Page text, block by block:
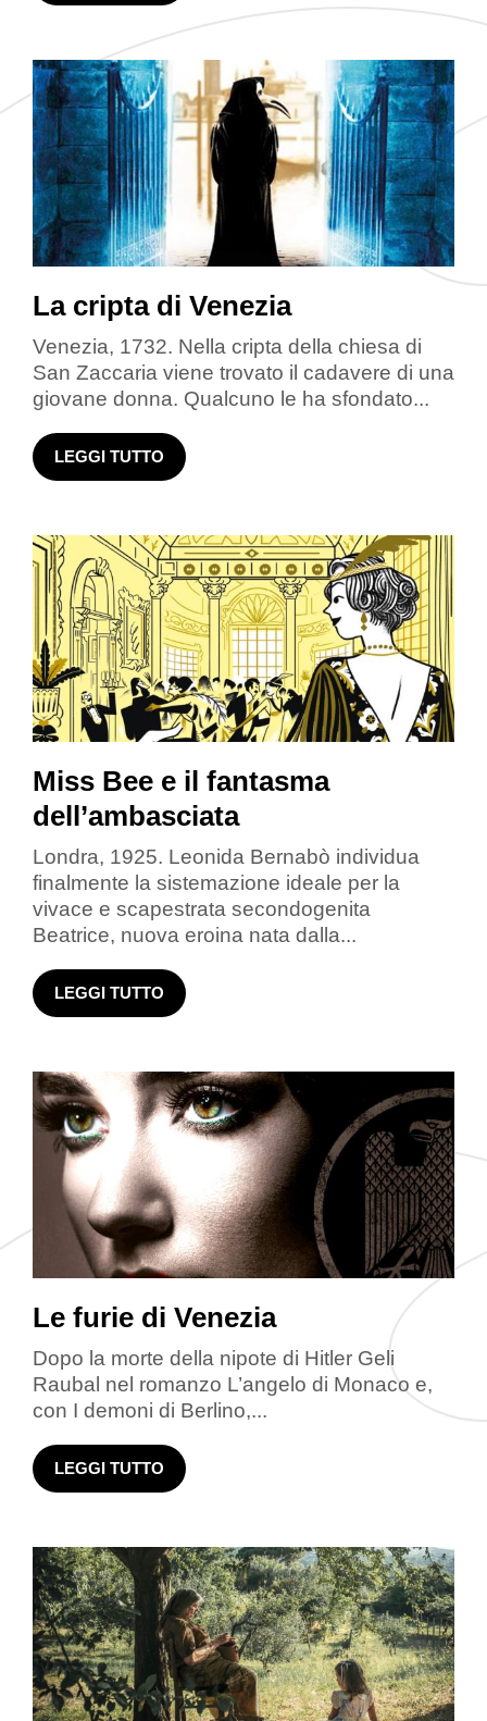
La cripta di Venezia
Venezia, 1732. Nella cripta della chiesa di
San Zaccaria viene trovato il cadavere di una
giovane donna. Qualcuno le ha sfondato...
LEGGI TUTTO
Miss Bee e il fantasma
dell’ambasciata
Londra, 1925. Leonida Bernabò individua
finalmente la sistemazione ideale per la
vivace e scapestrata secondogenita
Beatrice, nuova eroina nata dalla...
LEGGI TUTTO
Le furie di Venezia
Dopo la morte della nipote di Hitler Geli
Raubal nel romanzo L’angelo di Monaco e,
con I demoni di Berlino,...
LEGGI TUTTO